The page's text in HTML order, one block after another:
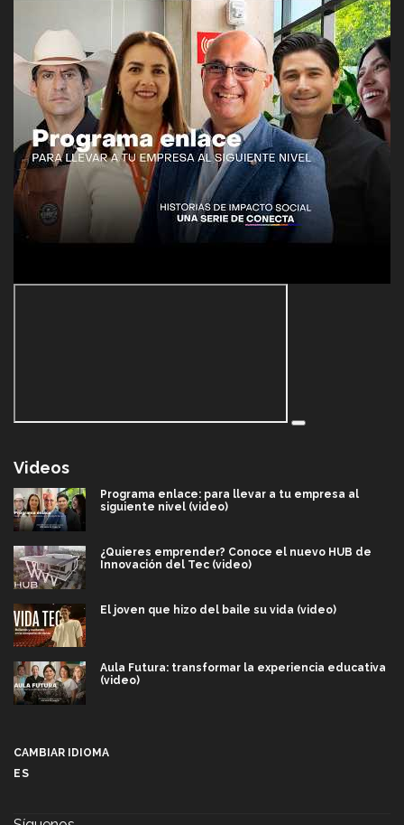
Videos
Programa enlace: para llevar a tu empresa al
siguiente nivel (video)
¿Quieres emprender? Conoce el nuevo HUB de
Innovación del Tec (video)
El joven que hizo del baile su vida (video)
Aula Futura: transformar la experiencia educativa
(video)
CAMBIAR IDIOMA
ES